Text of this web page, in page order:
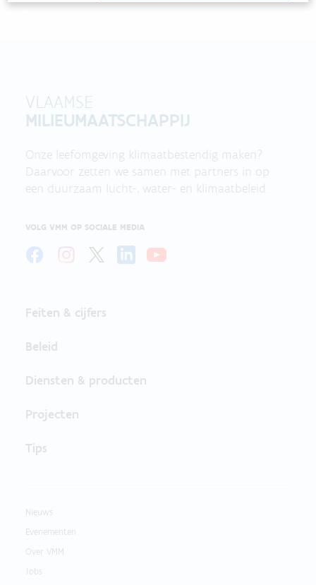
VLAAMSE
MILIEUMAATSCHAPPIJ
Onze leefomgeving klimaatbestendig maken?
Daarvoor zetten we samen met partners in op
een duurzaam lucht-, water- en klimaatbeleid.
VOLG VMM OP SOCIALE MEDIA
Feiten & cijfers
Beleid
Diensten & producten
Projecten
Tips
Nieuws
Evenementen
Over VMM
Jobs